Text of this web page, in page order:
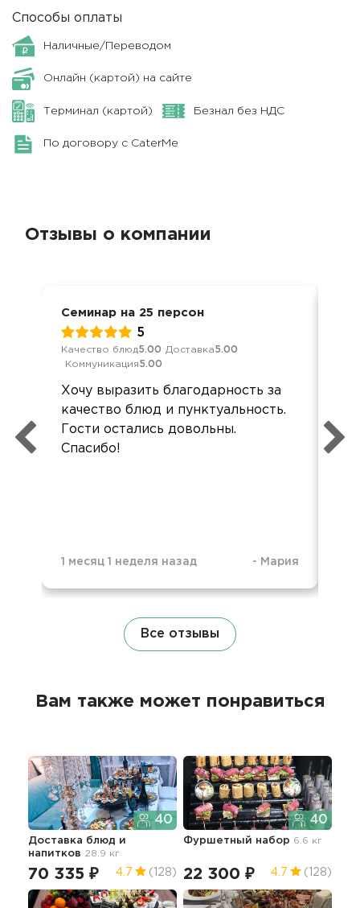
Способы оплаты
Наличные/Переводом
Онлайн (картой) на сайте
Терминал (картой) Безнал без НДС
По договору с CaterMe
Отзывы о компании
Семинар на 25 персон
5
Качество блюд5.00 Доставка5.00
Коммуникация5.00
Хочу выразить благодарность за
качество блюд и пунктуальность.
Гости остались довольны.
Спасибо!
1 месяц 1 неделя назад - Мария
Все отзывы
Вам также может понравиться
40
Доставка блюд и
напитков 28.9 кг
70 335 ₽ 4.7 (128)
40
Фуршетный набор 6.6 кг
22 300 ₽ 4.7 (128)